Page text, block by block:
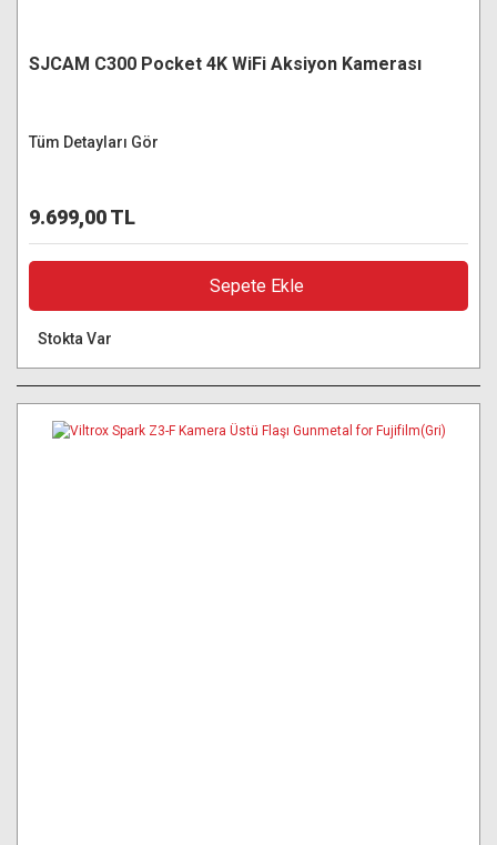
SJCAM C300 Pocket 4K WiFi Aksiyon Kamerası
Tüm Detayları Gör
9.699,00 TL
Sepete Ekle
Stokta Var